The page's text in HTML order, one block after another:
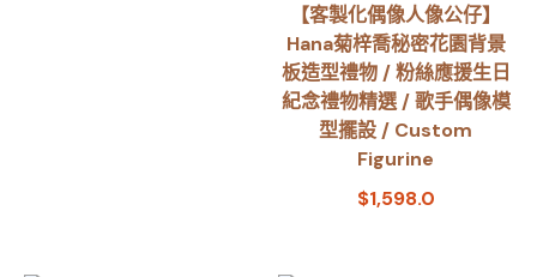
【客製化偶像人像公仔】
Hana菊梓喬秘密花園背景
板造型禮物 / 粉絲應援生日
紀念禮物精選 / 歌手偶像模
型擺設 / Custom
Figurine
$1,598.0